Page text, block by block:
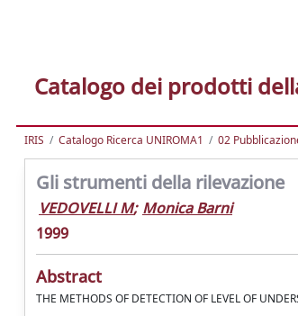
Catalogo dei prodotti
IRIS Catalogo Ricerca UNIROMA1 02
Gli strumenti della rilevazione
VEDOVELLI M; Monica Barni
1999
Abstract
THE METHODS OF DETECTION OF LEVEL OF